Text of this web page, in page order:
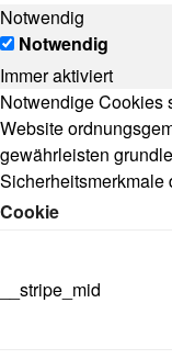
Notwendig
Notwendig
Immer aktiviert
Notwendige Cookies
Website
gewährleisten
Sicherheitsmerkmale
Cookie
__stripe_mid